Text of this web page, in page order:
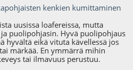
kenkien kumittaminen
uusissa loafereissa, mutta
puolipohjasin. Hyvä puolipohjaus
hyvältä eikä vituta kävellessä jos
märkää. En ymmärrä mihin
tai ilmavuus perustuu.